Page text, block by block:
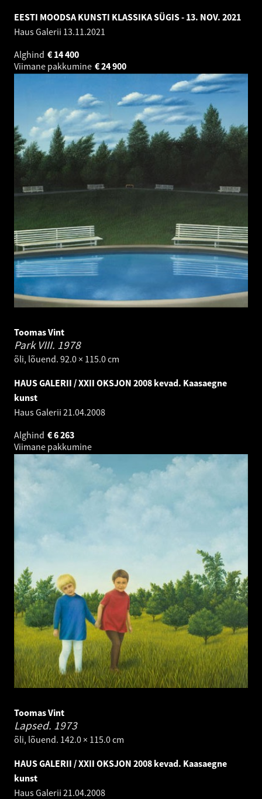
EESTI MOODSA KUNSTI KLASSIKA SÜGIS - 13. NOV. 2021
Haus Galerii 13.11.2021
Alghind
14 400
€
Viimane pakkumine
24 900
€
Toomas Vint
Park VIII. 1978
õli, lõuend. 92.0 × 115.0 cm
HAUS GALERII / XXII OKSJON 2008 kevad. Kaasaegne
kunst
Haus Galerii 21.04.2008
Alghind
6 263
€
Viimane pakkumine
Toomas Vint
Lapsed. 1973
õli, lõuend. 142.0 × 115.0 cm
HAUS GALERII / XXII OKSJON 2008 kevad. Kaasaegne
kunst
Haus Galerii 21.04.2008